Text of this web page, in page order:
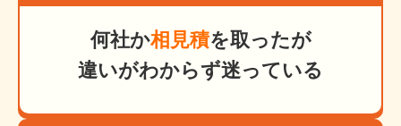
何社か相見積を取ったが
違いがわからず迷っている